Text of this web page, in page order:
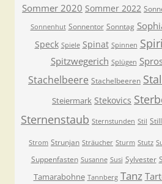
Sommer 2020 Sommer 2022
Sonnenhut Sonnentor Sonntag
Speck Spiele Spinat Spinnen
Spitzwegerich Splügen
Stachelbeere Stachelbeeren
Steiermark Stekovics
Sternenstaub Sternstunden Stil
Strom Strunjan Sträucher Sturm Stutz
Suppenfasten Susanne Susi Sylvester
Tamarabohne Tannberg Tanz